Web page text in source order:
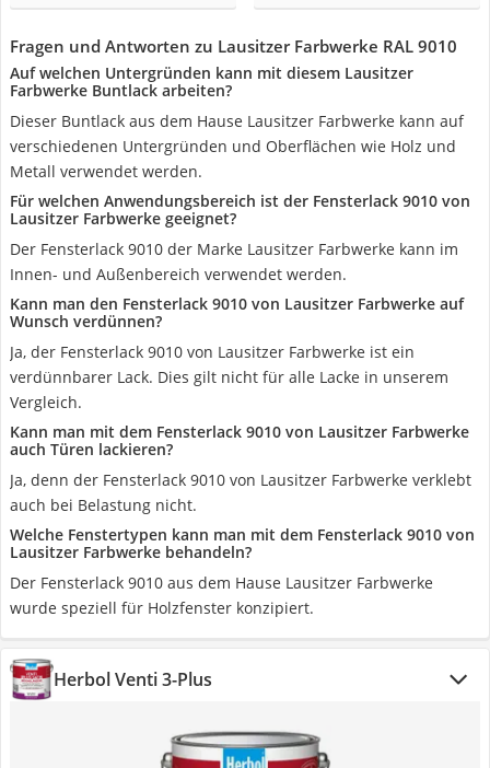
Fragen und Antworten zu Lausitzer Farbwerke RAL 9010
Auf welchen Untergründen kann mit diesem Lausitzer
Farbwerke Buntlack arbeiten?
Dieser Buntlack aus dem Hause Lausitzer Farbwerke kann auf
verschiedenen Untergründen und Oberflächen wie Holz und
Metall verwendet werden.
Für welchen Anwendungsbereich ist der Fensterlack 9010 von
Lausitzer Farbwerke geeignet?
Der Fensterlack 9010 der Marke Lausitzer Farbwerke kann im
Innen- und Außenbereich verwendet werden.
Kann man den Fensterlack 9010 von Lausitzer Farbwerke auf
Wunsch verdünnen?
Ja, der Fensterlack 9010 von Lausitzer Farbwerke ist ein
verdünnbarer Lack. Dies gilt nicht für alle Lacke in unserem
Vergleich.
Kann man mit dem Fensterlack 9010 von Lausitzer Farbwerke
auch Türen lackieren?
Ja, denn der Fensterlack 9010 von Lausitzer Farbwerke verklebt
auch bei Belastung nicht.
Welche Fenstertypen kann man mit dem Fensterlack 9010 von
Lausitzer Farbwerke behandeln?
Der Fensterlack 9010 aus dem Hause Lausitzer Farbwerke
wurde speziell für Holzfenster konzipiert.
Herbol Venti 3-Plus